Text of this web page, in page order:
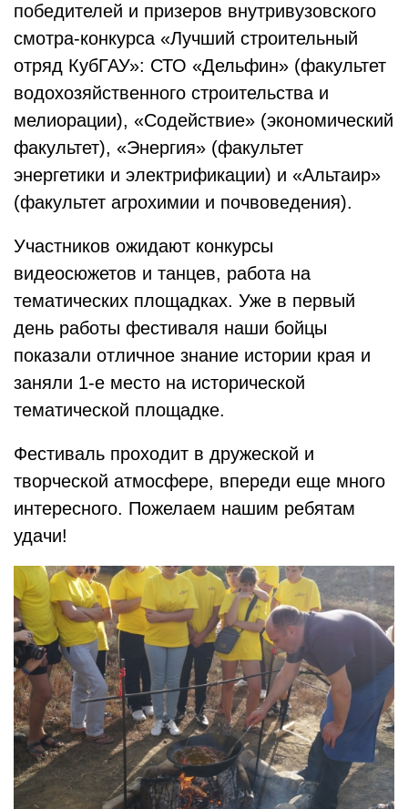
победителей и призеров внутривузовского
смотра-конкурса «Лучший строительный
отряд КубГАУ»: СТО «Дельфин» (факультет
водохозяйственного строительства и
мелиорации), «Содействие» (экономический
факультет), «Энергия» (факультет
энергетики и электрификации) и «Альтаир»
(факультет агрохимии и почвоведения).
Участников ожидают конкурсы
видеосюжетов и танцев, работа на
тематических площадках. Уже в первый
день работы фестиваля наши бойцы
показали отличное знание истории края и
заняли 1-е место на исторической
тематической площадке.
Фестиваль проходит в дружеской и
творческой атмосфере, впереди еще много
интересного. Пожелаем нашим ребятам
удачи!